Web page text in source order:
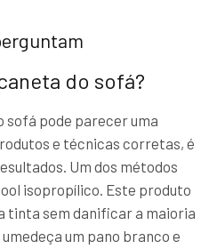
do sofá?
sofá pode parecer uma
e técnicas corretas, é
Um dos métodos
isopropílico. Este produto
tinta sem danificar a maioria
um pano branco e